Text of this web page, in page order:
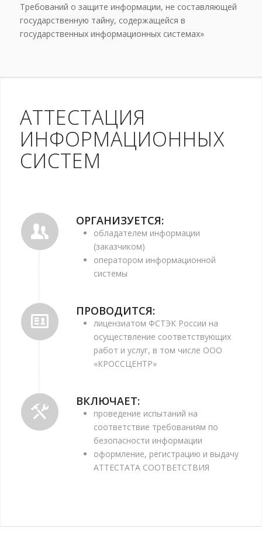
Требований о защите информации, не составляющей
государственную тайну, содержащейся в
государственных информационных системах»
АТТЕСТАЦИЯ
ИНФОРМАЦИОННЫХ
СИСТЕМ
ОРГАНИЗУЕТСЯ:
обладателем информации
(заказчиком)
оператором информационной
системы
ПРОВОДИТСЯ:
лицензиатом ФСТЭК России на
осуществление соответствующих
работ и услуг, в том числе ООО
«КРОССЦЕНТР»
ВКЛЮЧАЕТ:
проведение испытаний на
соответствие требованиям по
безопасности информации
оформление, регистрацию и выдачу
АТТЕСТАТА СООТВЕТСТВИЯ